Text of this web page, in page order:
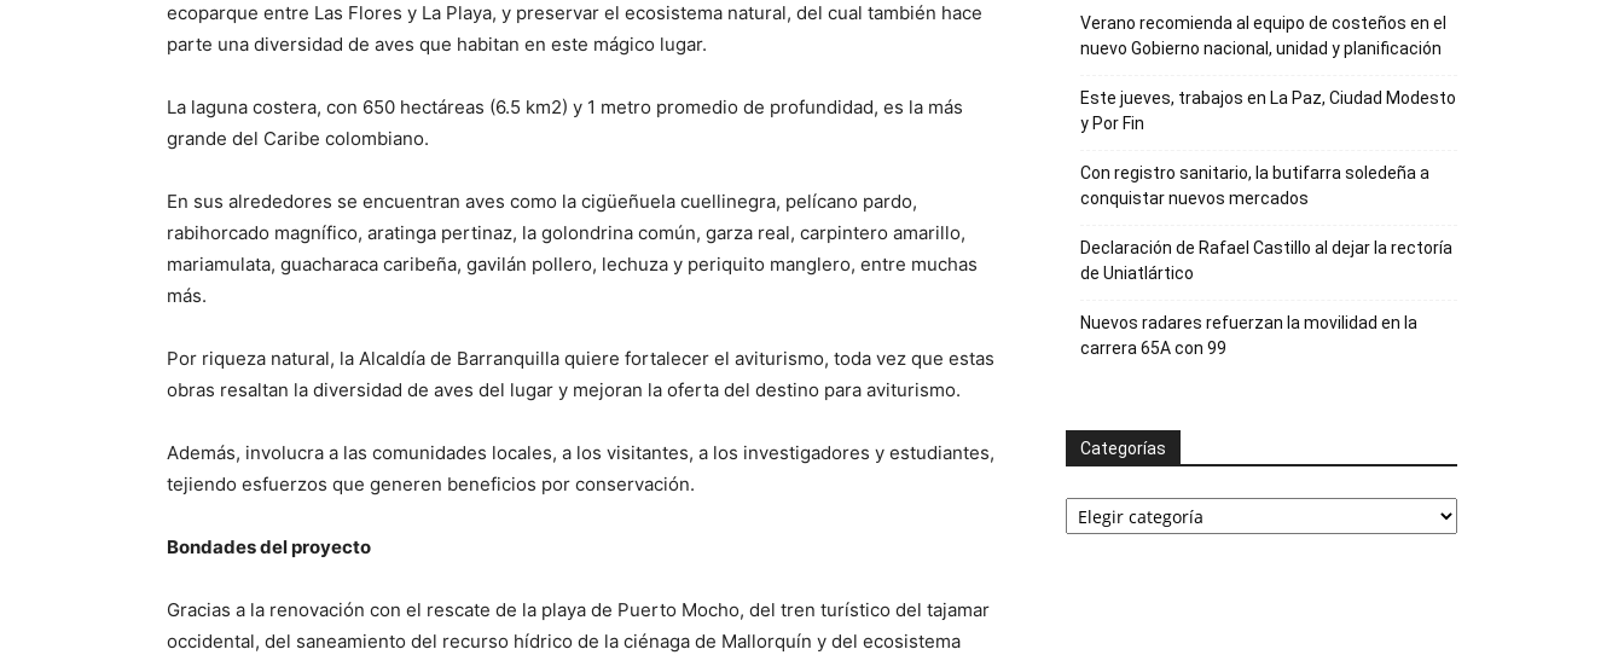
ecoparque entre Las Flores y La Playa, y preservar el ecosistema natural, del cual también hace
parte una diversidad de aves que habitan en este mágico lugar.
La laguna costera, con 650 hectáreas (6.5 km2) y 1 metro promedio de profundidad, es la más
grande del Caribe colombiano.
En sus alrededores se encuentran aves como la cigüeñuela cuellinegra, pelícano pardo,
rabihorcado magnífico, aratinga pertinaz, la golondrina común, garza real, carpintero amarillo,
mariamulata, guacharaca caribeña, gavilán pollero, lechuza y periquito manglero, entre muchas
más.
Por riqueza natural, la Alcaldía de Barranquilla quiere fortalecer el aviturismo, toda vez que estas
obras resaltan la diversidad de aves del lugar y mejoran la oferta del destino para aviturismo.
Además, involucra a las comunidades locales, a los visitantes, a los investigadores y estudiantes,
tejiendo esfuerzos que generen beneficios por conservación.
Bondades del proyecto
Gracias a la renovación con el rescate de la playa de Puerto Mocho, del tren turístico del tajamar
occidental, del saneamiento del recurso hídrico de la ciénaga de Mallorquín y del ecosistema
Verano recomienda al equipo de costeños en el
nuevo Gobierno nacional, unidad y planificación
Este jueves, trabajos en La Paz, Ciudad Modesto
y Por Fin
Con registro sanitario, la butifarra soledeña a
conquistar nuevos mercados
Declaración de Rafael Castillo al dejar la rectoría
de Uniatlártico
Nuevos radares refuerzan la movilidad en la
carrera 65A con 99
Categorías
Categorías